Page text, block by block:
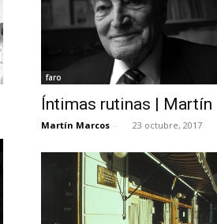
faro
Íntimas rutinas | Martín
Martín Marcos - 23 octubre, 2017